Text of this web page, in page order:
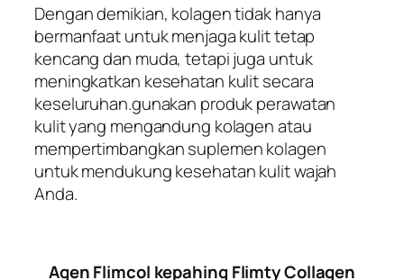
Dengan demikian, kolagen tidak hanya
bermanfaat untuk menjaga kulit tetap
kencang dan muda, tetapi juga untuk
meningkatkan kesehatan kulit secara
keseluruhan.gunakan produk perawatan
kulit yang mengandung kolagen atau
mempertimbangkan suplemen kolagen
untuk mendukung kesehatan kulit wajah
Anda.
Agen Flimcol kepahing Flimty Collagen